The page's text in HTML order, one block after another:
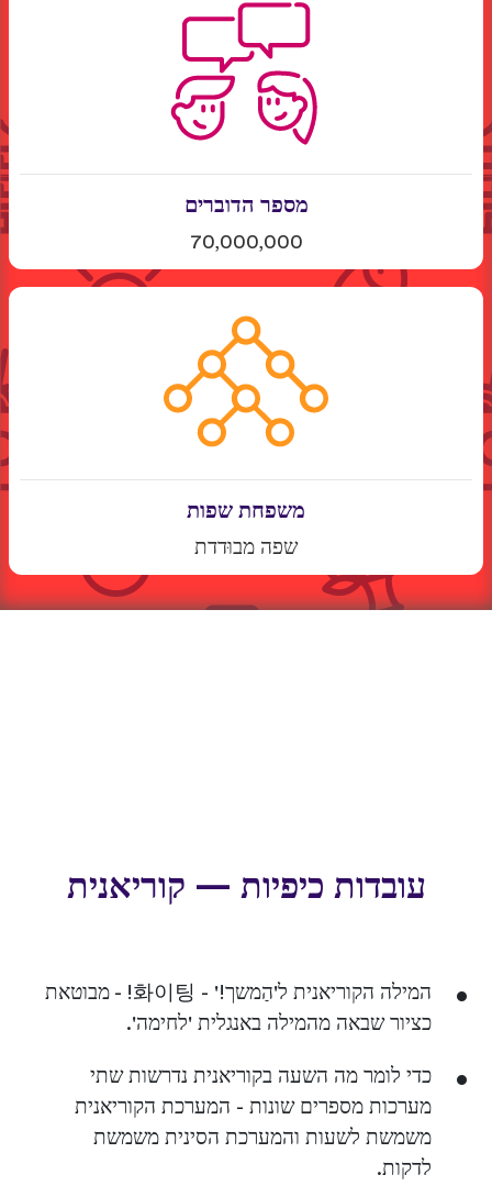
מספר הדוברים
70,000,000
משפחת שפות
שפה מבוּדדת
עובדות כיפיות — קוריאנית
המילה הקוריאנית ל'הַמשך!' - 화이팅! - מבוטאת
כציור שבאה מהמילה באנגלית 'לחימה'.
כדי לומר מה השעה בקוריאנית נדרשות שתי
מערכות מספרים שונות - המערכת הקוריאנית
משמשת לשעות והמערכת הסינית משמשת
לדקות.